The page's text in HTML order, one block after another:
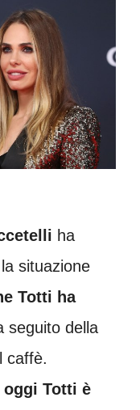
ha
situazione
Totti ha
seguito della
caffè.
oggi Totti è